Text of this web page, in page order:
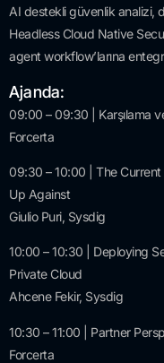
AI destekligüvenlik analizi,
Headless Cloud Native
agent workflow’larına
Ajanda:
09:00 – 09:30 | Karşılama ve
Forcerta
09:30 – 10:00 | The
Up Against
Giulio Puri, Sysdig
10:00 – 10:30 | Deploying
Private Cloud
Ahcene Fekir, Sysdig
10:30 – 11:00 | Partner
Forcerta